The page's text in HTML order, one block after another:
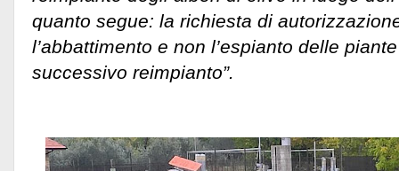
quanto segue: la richiesta di
l’abbattimento e non l’espianto delle
successivo reimpianto”.